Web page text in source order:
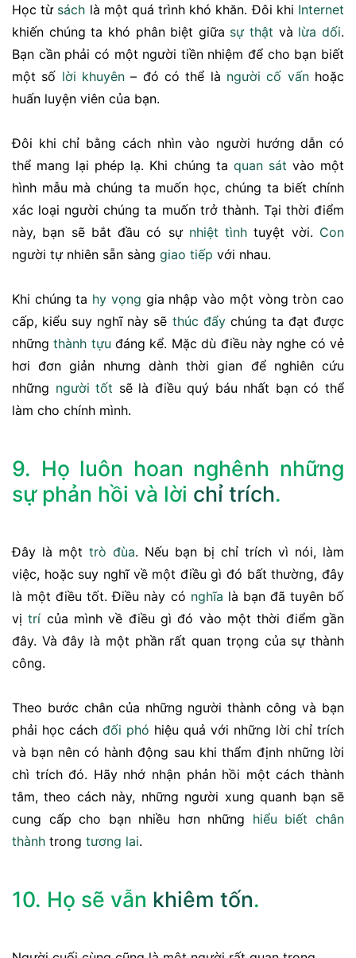
Học từ sách là một quá trình khó khăn. Đôi khi Internet
khiến chúng ta khó phân biệt giữa sự thật và lừa dối.
Bạn cần phải có một người tiền nhiệm để cho bạn biết
một số lời khuyên – đó có thể là người cố vấnhoặc
huấn luyện viên của bạn.
Đôi khi chỉ bằng cách nhìn vào người hướng dẫn có
thể mang lại phép lạ. Khi chúng ta quan sát vào một
hình mẫu mà chúng ta muốn học, chúng ta biết chính
xác loại người chúng ta muốn trở thành. Tại thời điểm
này, bạn sẽ bắt đầu có sự nhiệt tình tuyệt vời. Con
người tự nhiên sẵn sàng giao tiếp với nhau.
Khi chúng ta hy vọng gia nhập vào một vòng tròn cao
cấp, kiểu suy nghĩ này sẽ thúc đẩychúng ta đạt được
nhữngthành tựu đáng kể. Mặc dù điều này nghe có vẻ
hơi đơn giản nhưng dành thời gian để nghiên cứu
những người tốt sẽ là điều quý báu nhất bạn có thể
làm cho chính mình.
9. Họ luôn hoan nghênh những
sự phản hồi và lời chỉ trích.
Đây là một trò đùa. Nếu bạn bị chỉ trích vì nói, làm
việc, hoặc suy nghĩ về một điều gì đó bất thường, đây
là một điều tốt. Điều này có nghĩa là bạn đã tuyên bố
vịtrí của mình về điều gì đó vào một thời điểm gần
đây. Và đây là một phần rất quan trọng của sự thành
công.
Theo bước chân của những người thành công và bạn
phải học cách đối phó hiệu quả với những lời chỉ trích
và bạn nên có hành động sau khi thẩm định những lời
chì trích đó. Hãy nhớ nhận phản hồi một cách thành
tâm, theo cách này, những người xung quanh bạn sẽ
cung cấp cho bạn nhiều hơn những hiểu biết chân
thành trong tương lai.
10. Họ sẽ vẫn khiêm tốn.